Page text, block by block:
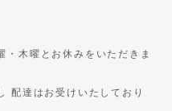
木曜とお休みをいただきま
配達はお受けいたしており